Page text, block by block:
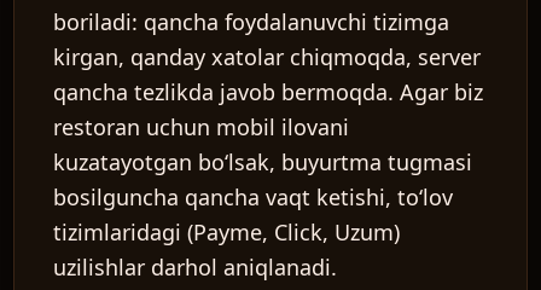
boriladi: qancha foydalanuvchi tizimga
kirgan, qanday xatolar chiqmoqda, server
qancha tezlikda javob bermoqda. Agar biz
restoran uchun mobil ilovani
kuzatayotgan boʻlsak, buyurtma tugmasi
bosilguncha qancha vaqt ketishi, toʻlov
tizimlaridagi (Payme, Click, Uzum)
uzilishlar darhol aniqlanadi.